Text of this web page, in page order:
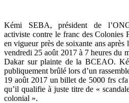
Kémi SEBA, président de l’ONG
activiste contre le franc des Colonies
en vigueur près de soixante ans après
vendredi 25 août 2017 à 7 heures du
Dakar sur plainte de la BCEAO.
publiquement brûlé lors d’un
19 août 2017 un billet de 5000 frs
qu’il qualifie à juste titre de «
colonial ».